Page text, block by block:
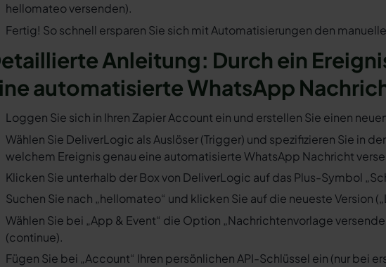
hellomateo versenden).
Fertig! So schnell ersparen Sie sich mit Automatisierungen den
Anleitung: Durch ein
automatisierte WhatsApp
Loggen Sie sich in Ihren Zapier Account ein und erstellen Sie einen
Wählen Sie DeliverLogic als Auslöser (Trigger) und spezifizieren Sie in
welchem Ereignis genau eine automatisierte WhatsApp Nachricht
Klicken Sie unterhalb der Box von DeliverLogic auf das Plus-Symbol
Suchen Sie nach „hellomateo“ und klicken Sie auf die neueste Version
Wählen Sie bei „App & Event“ die Option „Nachrichtenvorlage
(continue).
Fügen Sie bei „Account“ Ihren persönlichen API-Schlüssel ein (nur bei